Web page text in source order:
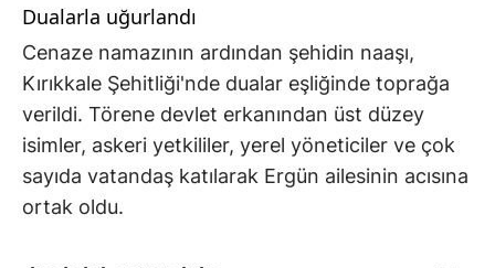
Dualarla uğurlandı
Cenaze namazının ardından şehidin naaşı,
Kırıkkale Şehitliği'nde dualar eşliğinde toprağa
verildi. Törene devlet erkanından üst düzey
isimler, askeri yetkililer, yerel yöneticiler ve çok
sayıda vatandaş katılarak Ergün ailesinin acısına
ortak oldu.